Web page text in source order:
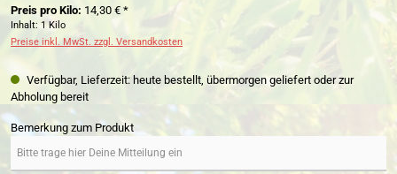
Preis pro Kilo: 14,30 € *
Inhalt: 1 Kilo
Preise inkl. MwSt. zzgl. Versandkosten
Verfügbar, Lieferzeit: heute bestellt, übermorgen geliefert oder zur
Abholung bereit
Bemerkung zum Produkt